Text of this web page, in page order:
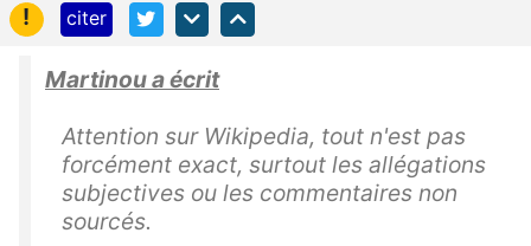
!
citer
Martinou a écrit
Attention sur Wikipedia, tout n'est pas
forcément exact, surtout les allégations
subjectives ou les commentaires non
sourcés.